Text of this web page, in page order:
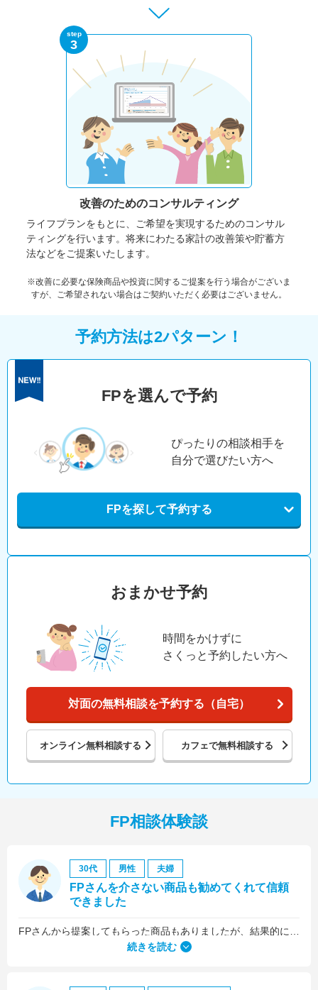
step
3
改善のためのコンサルティング
ライフプランをもとに、ご希望を実現するためのコンサル
ティングを行います。将来にわたる家計の改善策や貯蓄方
法などをご提案いたします。
※改善に必要な保険商品や投資に関するご提案を行う場合がございま
すが、ご希望されない場合はご契約いただく必要はございません。
予約方法は2パターン！
FPを選んで予約
ぴったりの相談相手を
自分で選びたい方へ
FPを探して予約する
おまかせ予約
時間をかけずに
さくっと予約したい方へ
対面の無料相談を予約する（自宅）
オンライン無料相談する カフェで無料相談する
FP相談体験談
30代 男性 夫婦
FPさんを介さない商品も勧めてくれて信頼
できました
続きを読む